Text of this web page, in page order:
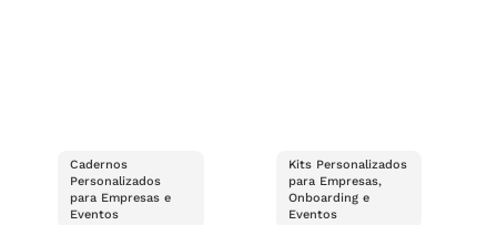
Cadernos
Personalizados
para Empresas e
Eventos
Kits Personalizados
para Empresas,
Onboarding e
Eventos